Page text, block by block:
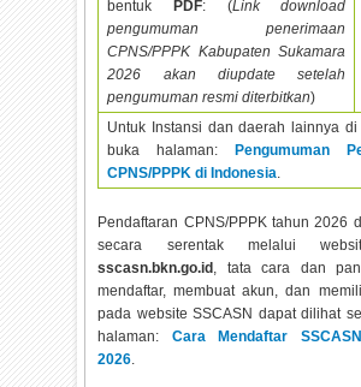
bentuk
PDF: (Link download
pengumuman penerimaan
CPNS/PPPK Kabupaten Sukamara
2026 akan diupdate setelah
pengumuman resmi diterbitkan)
Untuk Instansi dan daerah lainnya di
buka halaman:
Pengumuman
CPNS/PPPK di Indonesia.
Pendaftaran CPNS/PPPK tahun2026
secara serentak melalui
sscasn.bkn.go.id , tata cara dan
mendaftar, membuat akun, dan
pada website SSCASN dapat dilihat
halaman: Cara Mendaftar
2026.